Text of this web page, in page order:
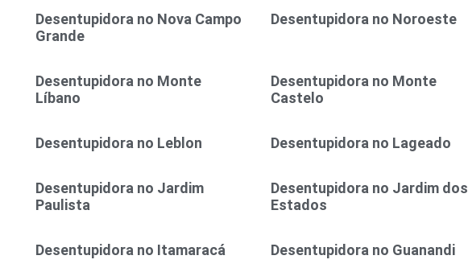
Desentupidora no Nova Campo
Grande
Desentupidora no Noroeste
Desentupidora no Monte
Líbano
Desentupidora no Monte
Castelo
Desentupidora no Leblon Desentupidora no Lageado
Desentupidora no Jardim
Paulista
Desentupidora no Jardim dos
Estados
Desentupidora no Itamaracá Desentupidora no Guanandi